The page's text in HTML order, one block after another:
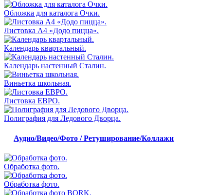
Обложка для каталога Очки.
Листовка А4 «Додо пицца».
Календарь квартальный.
Календарь настенный Сталин.
Виньетка школьная.
Листовка ЕВРО.
Полиграфия для Ледового Дворца.
Аудио/Видео/Фото / Ретуширование/Коллажи
Обработка фото.
Обработка фото.